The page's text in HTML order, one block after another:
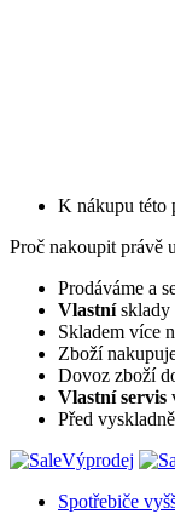
K nákupu této
Proč nakoupit právě
Prodáváme a
Vlastnísklady
Skladem více
Zboží
Dovoz zboží
Vlastní servis
Před
Výprodej
Spotřebiče